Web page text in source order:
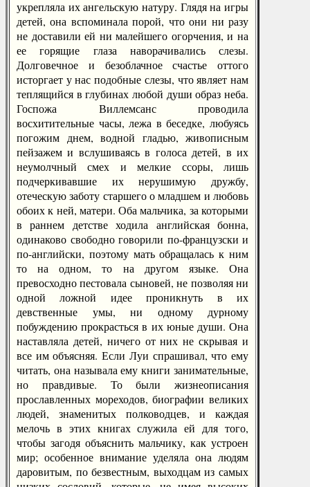
укрепляла их ангельскую натуру. Глядя на игры
детей, она вспоминала порой, что они ни разу
не доставили ей ни малейшего огорчения, и на
ее горящие глаза наворачивались слезы.
Долговечное и безоблачное счастье оттого
исторгает у нас подобные слезы, что являет нам
теплящийся в глубинах любой души образ неба.
Госпожа Виллемсанс проводила
восхитительные часы, лежа в беседке, любуясь
погожим днем, водной гладью, живописным
пейзажем и вслушиваясь в голоса детей, в их
неумолчный смех и мелкие ссоры, лишь
подчеркивавшие их нерушимую дружбу,
отеческую заботу старшего о младшем и любовь
обоих к ней, матери. Оба мальчика, за которыми
в раннем детстве ходила английская бонна,
одинаково свободно говорили по-французски и
по-английски, поэтому мать обращалась к ним
то на одном, то на другом языке. Она
превосходно пестовала сыновей, не позволяя ни
одной ложной идее проникнуть в их
девственные умы, ни одному дурному
побуждению прокрасться в их юные души. Она
наставляла детей, ничего от них не скрывая и
все им объясняя. Если Луи спрашивал, что ему
читать, она называла ему книги занимательные,
но правдивые. То были жизнеописания
прославленных мореходов, биографии великих
людей, знаменитых полководцев, и каждая
мелочь в этих книгах служила ей для того,
чтобы загодя объяснить мальчику, как устроен
мир; особенное внимание уделяла она людям
даровитым, по безвестным, выходцам из самых